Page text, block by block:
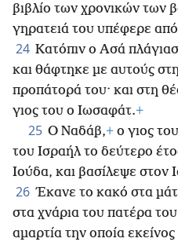
βιβλίο των χρονικών των
γηρατειά του υπέφερε
24 Κατόπιν ο Ασά
και θάφτηκε με αυτούς
προπάτορά του· και στη
γιος του ο Ιωσαφάτ.+
25 Ο Ναδάβ,+ ο γιος
του Ισραήλ το δεύτερο
Ιούδα, και βασίλεψε στον
26 Έκανε το κακό στα
στα χνάρια του πατέρα του
αμαρτία την οποία